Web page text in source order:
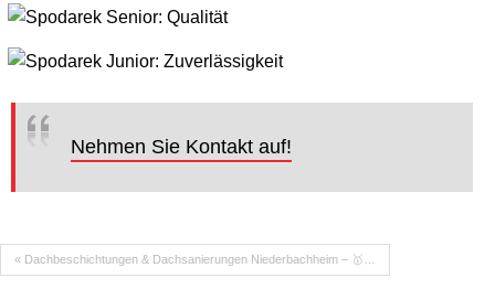
Nehmen Sie Kontakt auf!
« Dachbeschichtungen & Dachsanierungen Niederbachheim – 🥇…